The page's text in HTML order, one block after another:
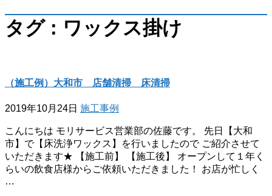
タグ : ワックス掛け
（施工例）大和市 店舗清掃 床清掃
2019年10月24日 施工事例
こんにちは モリサービス営業部の佐藤です。 先日【大和
市】で【床洗浄ワックス】を行いましたので ご紹介させて
いただきます★ 【施工前】 【施工後】 オープンして１年く
らいの飲食店様からご依頼いただきました！ お店が忙しく
…